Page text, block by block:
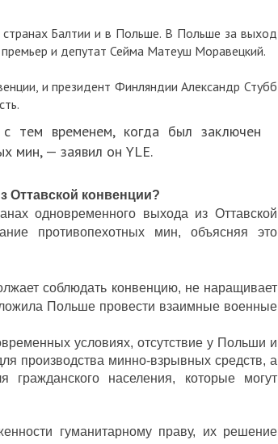
Балтии и в Польше. В Польше за выход
и депутат Сейма Матеуш Моравецкий.
и президент Финляндии Александр Стубб
тем временем, когда был заключен
мин, — заявил он YLE.
Оттавской конвенции?
одновременного выхода из Оттавской
противопехотных мин, объясняя это
соблюдать конвенцию, не наращивает
Польше провести взаимные военные
условиях, отсутствие у Польши и
производства минно-взрывных средств, а
гражданского населения, которые могут
гуманитарному праву, их решение